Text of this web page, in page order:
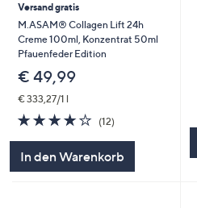
Versand gratis
M.ASAM® Collagen Lift 24h
Creme 100ml, Konzentrat 50ml
Pfauenfeder Edition
€ 49,99
€ 333,27/1 l
3.8
von
(12)12
In den Warenkorb